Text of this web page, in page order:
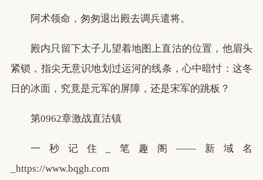
阿术领命，匆匆退出殿去调兵遣将。
殿内只留下太子儿望着地图上直沽的位置，他眉头
紧锁，指尖无意识地划过运河的线条，心中暗忖：这冬
日的冰面，究竟是元军的屏障，还是宋军的跳板？
第0962章激战直沽镇
一秒记住_笔趣阁——新域名
_https://www.bqgh.com